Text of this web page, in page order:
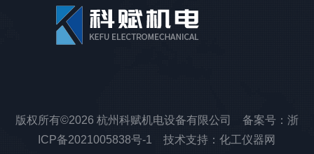
版权所有©2026 杭州科赋机电设备有限公司 备案号： 浙
ICP备2021005838号-1 技术支持：化工仪器网